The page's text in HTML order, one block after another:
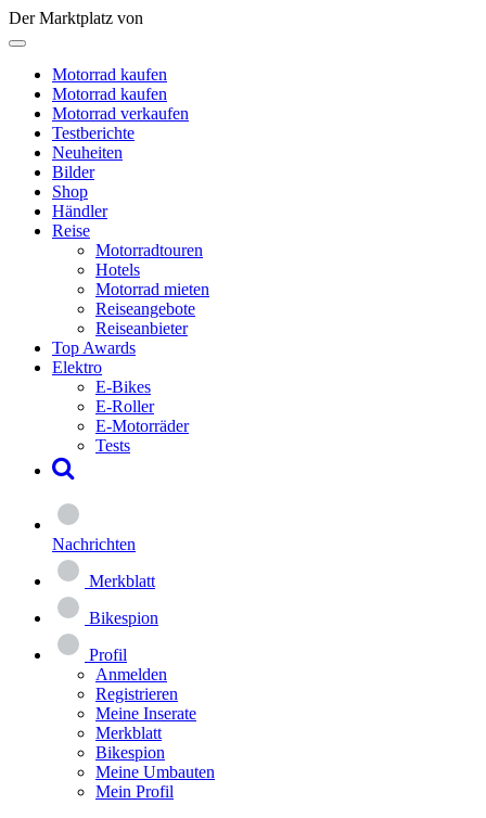
Der Marktplatz von
Motorrad kaufen
Motorrad kaufen
Motorrad verkaufen
Testberichte
Neuheiten
Bilder
Shop
Händler
Reise
Motorradtouren
Hotels
Motorrad mieten
Reiseangebote
Reiseanbieter
Top Awards
Elektro
E-Bikes
E-Roller
E-Motorräder
Tests
Nachrichten
Merkblatt
Bikespion
Profil
Anmelden
Registrieren
Meine Inserate
Merkblatt
Bikespion
Meine Umbauten
Mein Profil